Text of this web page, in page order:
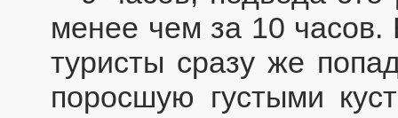
менее чем за 10
туристы сразу же
поросшую густыми